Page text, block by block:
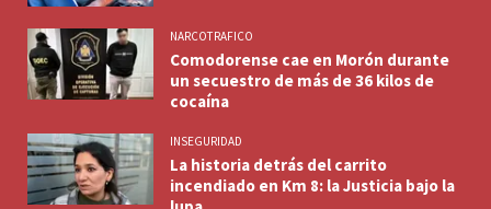
NARCOTRAFICO
Comodorense cae en Morón durante
un secuestro de más de 36 kilos de
cocaína
INSEGURIDAD
La historia detrás del carrito
incendiado en Km 8: la Justicia bajo la